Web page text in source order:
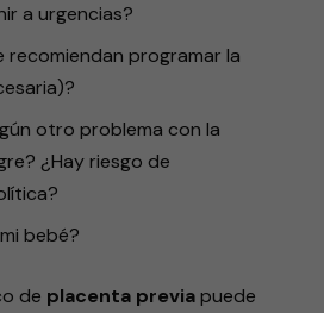
a urgencias?
recomiendan programar la
otro problema con la
¿Hay riesgo de
bebé?
de placenta previapuede